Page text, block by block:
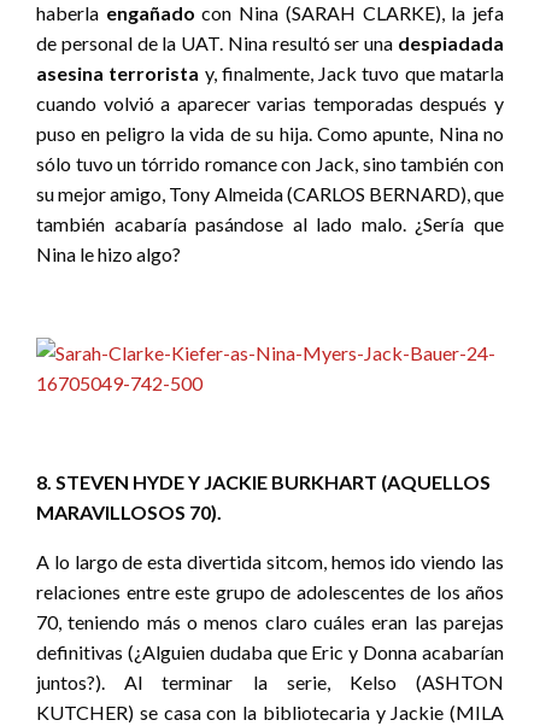
haberla engañado con Nina (SARAH CLARKE), la jefa
de personal de la UAT. Nina resultó ser una despiadada
asesina terrorista y, finalmente, Jack tuvo que matarla
cuando volvió a aparecer varias temporadas después y
puso en peligro la vida de su hija. Como apunte, Nina no
sólo tuvo un tórrido romance con Jack, sino también con
su mejor amigo, Tony Almeida (CARLOS BERNARD), que
también acabaría pasándose al lado malo. ¿Sería que
Nina le hizo algo?
8. STEVEN HYDE Y JACKIE BURKHART (AQUELLOS
MARAVILLOSOS 70).
A lo largo de esta divertida sitcom, hemos ido viendo las
relaciones entre este grupo de adolescentes de los años
70, teniendo más o menos claro cuáles eran las parejas
definitivas (¿Alguien dudaba que Eric y Donna acabarían
juntos?). Al terminar la serie, Kelso (ASHTON
KUTCHER) se casa con la bibliotecaria y Jackie (MILA